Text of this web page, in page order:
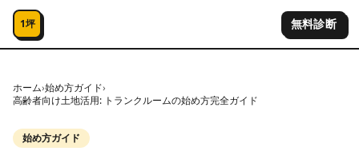
コンテンツへスキップ
1坪 無料診断
ホーム›始め方ガイド›
高齢者向け土地活用: トランクルームの始め方完全ガイド
始め方ガイド